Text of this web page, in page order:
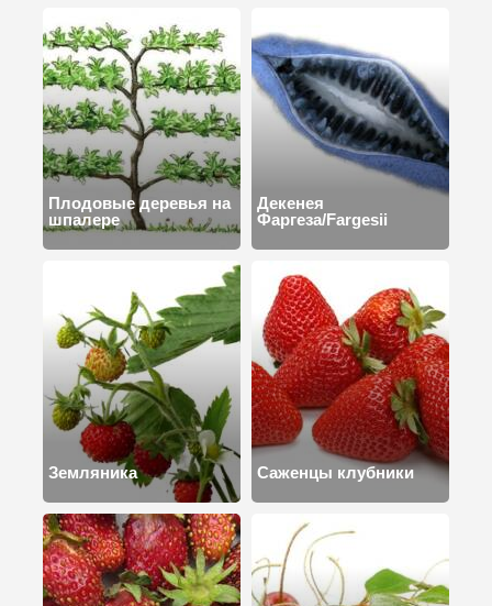
Плодовые деревья на
шпалере
Декенея
Фаргеза/Fargesii
Земляника Саженцы клубники